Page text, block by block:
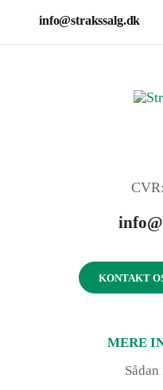
info@strakssalg.dk
MERE
KONTAKT